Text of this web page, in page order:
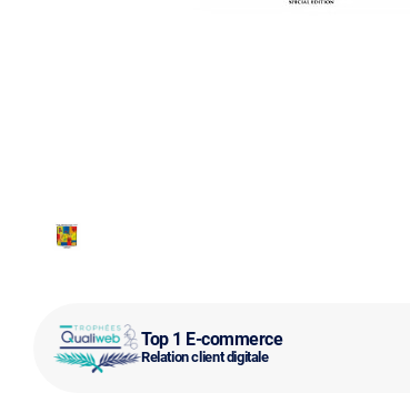
Top 1 E-commerce
Relation client digitale